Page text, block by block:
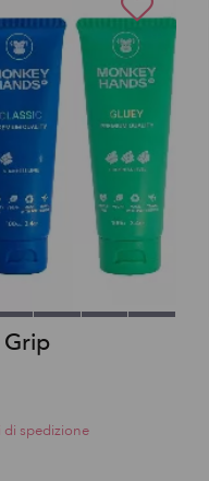
di spedizione